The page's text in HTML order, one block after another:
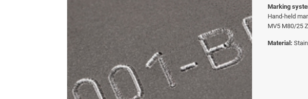
Marking
Hand-held
MV5 M80/25
Material: